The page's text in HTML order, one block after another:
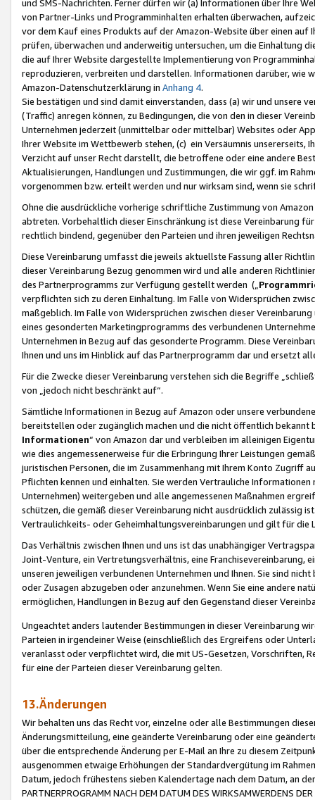
und SMS-Nachrichten. Ferner dürfen wir (a) Informationen über Ihre
von Partner-Links und Programminhalten erhalten überwachen,
vor dem Kauf eines Produkts auf der Amazon-Website über einen
prüfen, überwachen und anderweitig untersuchen, um die Einhaltung
die auf Ihrer Website dargestellte Implementierung von
reproduzieren, verbreiten und darstellen. Informationen darüber, wie
Amazon-Datenschutzerklärung in Anhang 4.
Sie bestätigen und sind damit einverstanden, dass (a) wir und
(Traffic) anregen können, zu Bedingungen, die von den in dieser
Unternehmen jederzeit (unmittelbar oder mittelbar) Websites oder
Ihrer Website im Wettbewerb stehen, (c) ein Versäumnis unsererseits,
Verzicht auf unser Recht darstellt, die betroffene oder eine andere
Aktualisierungen, Handlungen und Zustimmungen, die wir ggf. im
vorgenommen bzw. erteilt werden und nur wirksam sind, wenn sie
Ohne die ausdrückliche vorherige schriftliche Zustimmung von
abtreten. Vorbehaltlich dieser Einschränkung ist diese Vereinbarung
rechtlich bindend, gegenüber den Parteien und ihren jeweiligen
Diese Vereinbarung umfasst die jeweils aktuellste Fassung aller
dieser Vereinbarung Bezug genommen wird und alle anderen
des Partnerprogramms zur Verfügung gestellt werden („
verpflichten sich zu deren Einhaltung. Im Falle von Widersprüchen
maßgeblich. Im Falle von Widersprüchen zwischen dieser
eines gesonderten Marketingprogramms des verbundenen
Unternehmen in Bezug auf das gesonderte Programm. Diese
Ihnen und uns im Hinblick auf das Partnerprogramm dar und ersetzt
Für die Zwecke dieser Vereinbarung verstehen sich die Begriffe
von „jedoch nicht beschränkt auf“.
Sämtliche Informationen in Bezug auf Amazon oder unsere
bereitstellen oder zugänglich machen und die nicht öffentlich
Informationen“ von Amazon dar und verbleiben im alleinigen
wie dies angemessenerweise für die Erbringung Ihrer Leistungen
juristischen Personen, die im Zusammenhang mit Ihrem Konto
Pflichten kennen und einhalten. Sie werden Vertrauliche
Unternehmen) weitergeben und alle angemessenen Maßnahmen
schützen, die gemäß dieser Vereinbarung nicht ausdrücklich zulässig
Vertraulichkeits- oder Geheimhaltungsvereinbarungen und gilt für die
Das Verhältnis zwischen Ihnen und uns ist das unabhängiger
Joint-Venture, ein Vertretungsverhältnis, eine Franchisevereinbarung,
unseren jeweiligen verbundenen Unternehmen und Ihnen. Sie sind
oder Zusagen abzugeben oder anzunehmen. Wenn Sie eine andere
ermöglichen, Handlungen in Bezug auf den Gegenstand dieser
Ungeachtet anders lautender Bestimmungen in dieser Vereinbarung
Parteien in irgendeiner Weise (einschließlich des Ergreifens oder
veranlasst oder verpflichtet wird, die mit US-Gesetzen, Vorschriften,
für eine der Parteien dieser Vereinbarung gelten.
13.Änderungen
Wir behalten uns das Recht vor, einzelne oder alle Bestimmungen
Änderungsmitteilung, eine geänderte Vereinbarung oder eine
über die entsprechende Änderung per E-Mail an Ihre zu diesem
ausgenommen etwaige Erhöhungen der Standardvergütung im
Datum, jedoch frühestens sieben Kalendertage nach dem Datum, an
PARTNERPROGRAMM NACH DEM DATUM DES WIRKSAMWERDENS